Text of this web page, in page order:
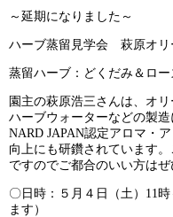
～延期になりました～
ハーブ蒸留見学会 萩原オリ
蒸留ハーブ：どくだみ＆ロー
園主の萩原浩三さんは、オ
ハーブウォーターなどの製
NARD JAPAN認定アロマ・
向上にも研鑽されています
ですのでご都合のいい方はぜ
〇日時：５月４日（土）11
ます）